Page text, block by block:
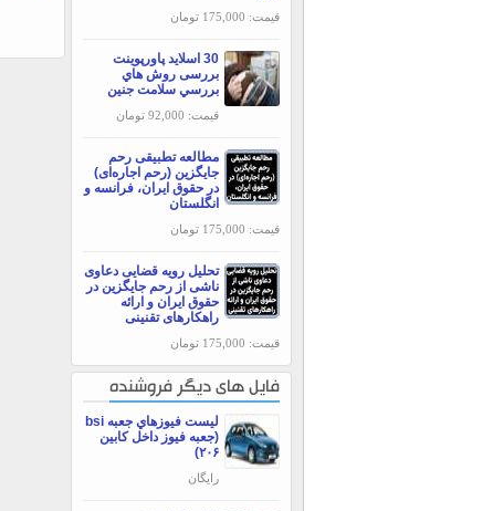
قیمت: 175,000 تومان
30 اسلاید پاورپوینت
بررسی روش هاي
بررسي سلامت جنين
قیمت: 92,000 تومان
مطالعه تطبیقی رحم
جایگزین (رحم اجاره‌ای)
در حقوق ایران، فرانسه و
انگلستان
قیمت: 175,000 تومان
تحلیل رویه قضایی دعاوی
ناشی از رحم جایگزین در
حقوق ایران و ارائه
راهکارهای تقنینی
قیمت: 175,000 تومان
فایل های دیگر فروشنده
ليست فيوزهاي جعبه bsi
(جعبه فيوز داخل كابين
۲۰۶)
رایگان